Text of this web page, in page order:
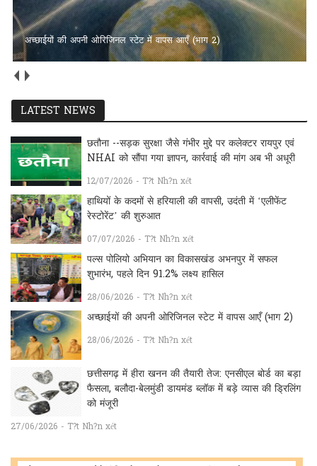
अच्छाईयों की अपनी ओरिजिनल स्टेट में वापस आएँ (भाग 2)
LATEST NEWS
छतौना --सड़क सुरक्षा जैसे गंभीर मुद्दे पर कलेक्टर रायपुर एवं
NHAI को सौंपा गया ज्ञापन, कार्रवाई की मांग अब भी अधूरी
12/07/2026 - T?t Nh?n xét
हाथियों के कदमों से हरियाली की वापसी, उदंती में ‘एलीफेंट
रेस्टोरेंट’ की शुरुआत
07/07/2026 - T?t Nh?n xét
पल्स पोलियो अभियान का विकासखंड अभनपुर में सफल
शुभारंभ, पहले दिन 91.2% लक्ष्य हासिल
28/06/2026 - T?t Nh?n xét
अच्छाईयों की अपनी ओरिजिनल स्टेट में वापस आएँ (भाग 2)
28/06/2026 - T?t Nh?n xét
छत्तीसगढ़ में हीरा खनन की तैयारी तेज: एनसीएल बोर्ड का बड़ा
फैसला, बलौदा-बेलमुंडी डायमंड ब्लॉक में बड़े व्यास की ड्रिलिंग
को मंजूरी
27/06/2026 - T?t Nh?n xét